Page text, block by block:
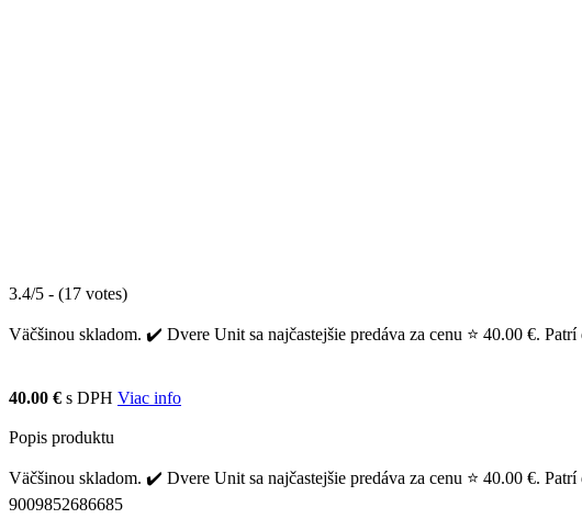
3.4/5 - (17 votes)
Väčšinou skladom. ✔️ Dvere Unit sa najčastejšie predáva za cenu ⭐ 40.00 €.
40.00 € s DPH Viac info
Popis produktu
Väčšinou skladom. ✔️ Dvere Unit sa najčastejšie predáva za cenu ⭐ 40.00 €.
9009852686685